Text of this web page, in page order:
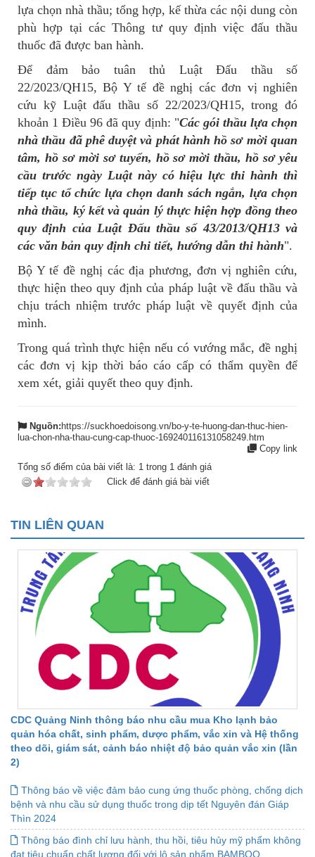
lựa chọn nhà thầu; tổng hợp, kế thừa các nội dung còn
phù hợp tại các Thông tư quy định việc đấu thầu
thuốc đã được ban hành.
Để đảm bảo tuân thủ Luật Đấu thầu số
22/2023/QH15, Bộ Y tế đề nghị các đơn vị nghiên
cứu kỹ Luật đấu thầu số 22/2023/QH15, trong đó
khoản 1 Điều 96 đã quy định: "Các gói thầu lựa chọn
nhà thầu đã phê duyệt và phát hành hồ sơ mời quan
tâm, hồ sơ mời sơ tuyển, hồ sơ mời thầu, hồ sơ yêu
cầu trước ngày Luật này có hiệu lực thi hành thì
tiếp tục tổ chức lựa chọn danh sách ngắn, lựa chọn
nhà thầu, ký kết và quản lý thực hiện hợp đồng theo
quy định của Luật Đấu thầu số 43/2013/QH13 và
các văn bản quy định chi tiết, hướng dẫn thi hành".
Bộ Y tế đề nghị các địa phương, đơn vị nghiên cứu,
thực hiện theo quy định của pháp luật về đấu thầu và
chịu trách nhiệm trước pháp luật về quyết định của
mình.
Trong quá trình thực hiện nếu có vướng mắc, đề nghị
các đơn vị kịp thời báo cáo cấp có thẩm quyền để
xem xét, giải quyết theo quy định.
Nguồn: https://suckhoedoisong.vn/bo-y-te-huong-dan-thuc-hien-
lua-chon-nha-thau-cung-cap-thuoc-169240116131058249.htm
Copy link
Tổng số điểm của bài viết là: 1 trong 1 đánh giá
Click để đánh giá bài viết
TIN LIÊN QUAN
CDC Quảng Ninh thông báo nhu cầu mua Kho lạnh bảo
quản hóa chất, sinh phẩm, dược phẩm, vắc xin và Hệ thống
theo dõi, giám sát, cảnh báo nhiệt độ bảo quản vắc xin (lần
2)
Thông báo về việc đảm bảo cung ứng thuốc phòng, chống dịch
bệnh và nhu cầu sử dụng thuốc trong dịp tết Nguyên đán Giáp
Thìn 2024
Thông báo đình chỉ lưu hành, thu hồi, tiêu hủy mỹ phẩm không
đạt tiêu chuẩn chất lượng đối với lô sản phẩm BAMBOO